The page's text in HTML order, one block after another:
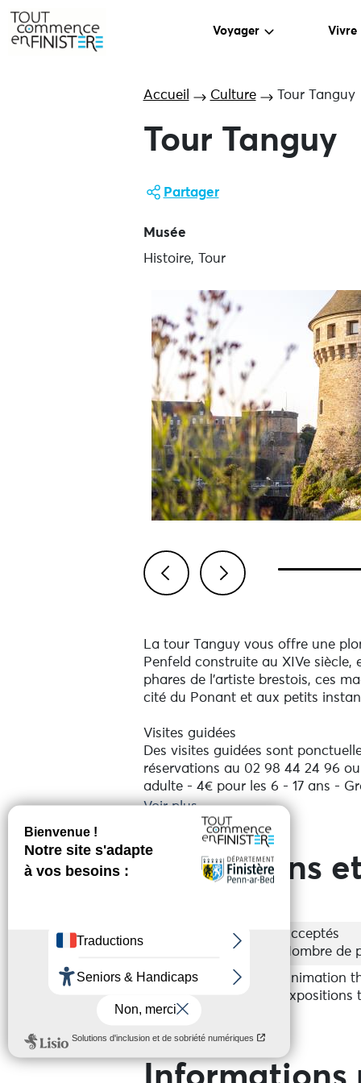
Voyager Vivre
Accueil Culture Tour Tanguy
Tour Tanguy
Partager
Musée
Histoire, Tour
La tour Tanguy vous offre une
Penfeld construite au XIVe
phares de l’artiste brestois, ces
cité du Ponant et aux petits
Visites guidées
Des visites guidées sont
réservations au 02 98 44 24 96
adulte - 4€ pour les 6 - 17 ans -
Voir plus
Prestations
Acceptés
Nombre de
Activités sur place
Animation
Expositions